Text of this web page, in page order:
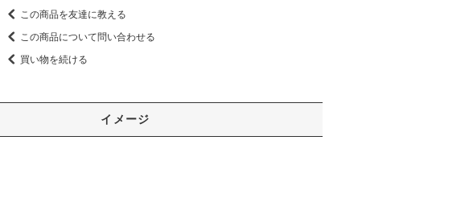
この商品を友達に教える
この商品について問い合わせる
買い物を続ける
イメージ